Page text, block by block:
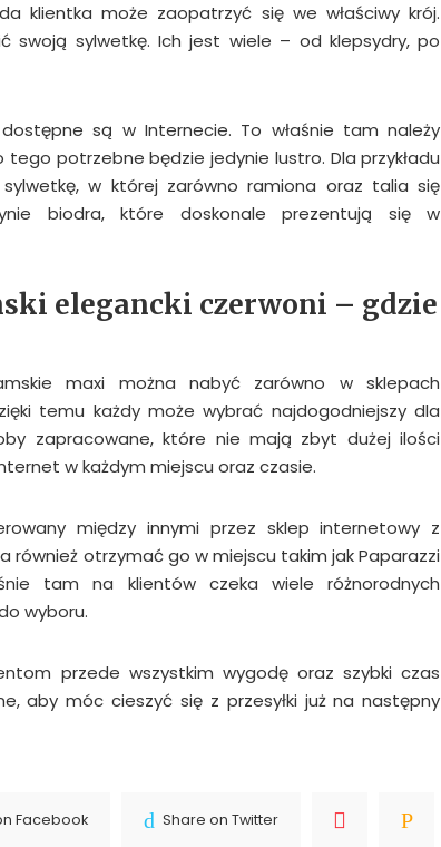
klientka może zaopatrzyć się we właściwy krój.
swoją sylwetkę. Ich jest wiele – od klepsydry, po
są w Internecie. To właśnie tam należy
tego potrzebne będzie jedynie lustro. Dla przykładu
w której zarówno ramiona oraz talia się
biodra, które doskonale prezentują się w
elegancki czerwoni – gdzie
maxi można nabyć zarówno w sklepach
temu każdy może wybrać najdogodniejszy dla
zapracowane, które nie mają zbyt dużej ilości
w każdym miejscu oraz czasie.
między innymi przez sklep internetowy z
również otrzymać go w miejscu takim jak Paparazzi
tam na klientów czeka wiele różnorodnych
wyboru.
przede wszystkim wygodę oraz szybki czas
aby móc cieszyć się z przesyłki już na następny
Facebook Share on Twitter